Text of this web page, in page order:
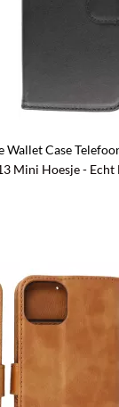
Wallet Case
Mini Hoesje -